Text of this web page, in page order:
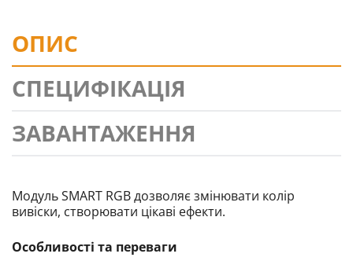
ОПИС
СПЕЦИФІКАЦІЯ
ЗАВАНТАЖЕННЯ
Модуль SMART RGB дозволяє змінювати колір
вивіски, створювати цікаві ефекти.
Особливості та переваги